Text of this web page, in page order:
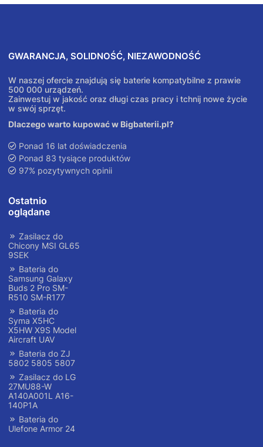
GWARANCJA, SOLIDNOŚĆ, NIEZAWODNOŚĆ
W naszej ofercie znajdują się baterie kompatybilne z prawie
500 000 urządzeń.
Zainwestuj w jakość oraz długi czas pracy i tchnij nowe życie
w swój sprzęt.
Dlaczego warto kupować w Bigbaterii.pl?
Ponad 16 lat doświadczenia
Ponad 83 tysiące produktów
97% pozytywnych opinii
Ostatnio
oglądane
Zasilacz do
Chicony MSI GL65
9SEK
Bateria do
Samsung Galaxy
Buds 2 Pro SM-
R510 SM-R177
Bateria do
Syma X5HC
X5HW X9S Model
Aircraft UAV
Bateria do ZJ
5802 5805 5807
Zasilacz do LG
27MU88-W
A140A001L A16-
140P1A
Bateria do
Ulefone Armor 24